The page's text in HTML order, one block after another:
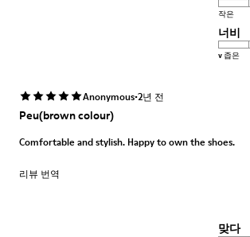
작은
너비
v 좁은
Anonymous·2년 전
Peu(brown colour)
Comfortable and stylish. Happy to own the shoes.
리뷰 번역
맞다